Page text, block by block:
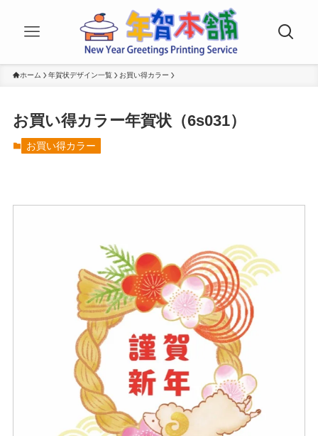
ホーム 年賀状デザイン一覧 お買い得カラー
お買い得カラー年賀状（6s031）
お買い得カラー